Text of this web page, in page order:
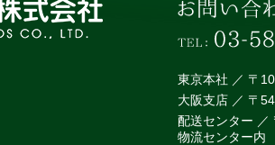
東京本社 ／ 〒
大阪支店 ／ 〒
配送センター
物流センター内